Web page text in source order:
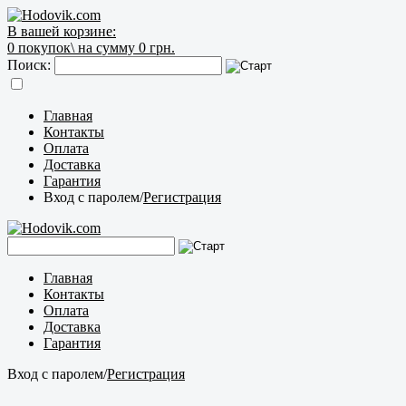
В вашей корзине:
0 покупок\ на сумму 0 грн.
Поиск:
Главная
Контакты
Оплата
Доставка
Гарантия
Вход с паролем/Регистрация
Главная
Контакты
Оплата
Доставка
Гарантия
Вход с паролем/Регистрация